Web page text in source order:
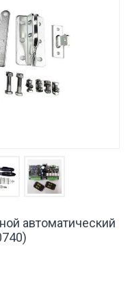
автоматический